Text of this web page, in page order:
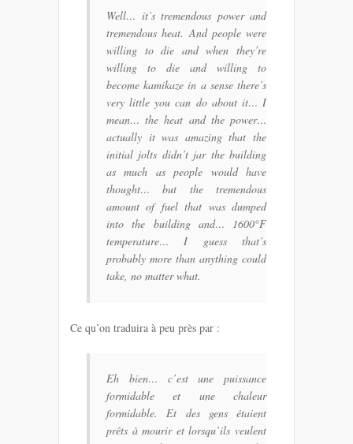
Well… it’s tremendous power and
tremendous heat. And people were
willing to die and when they’re
willing to die and willing to
become kamikaze in a sense there’s
very little you can do about it… I
mean… the heat and the power…
actually it was amazing that the
initial jolts didn’t jar the building
as much as people would have
thought… but the tremendous
amount of fuel that was dumped
into the building and… 1600°F
temperature… I guess that’s
probably more than anything could
take, no matter what.
Ce qu’on traduira à peu près par :
Eh bien… c’est une puissance
formidable et une chaleur
formidable. Et des gens étaient
prêts à mourir et lorsqu’ils veulent